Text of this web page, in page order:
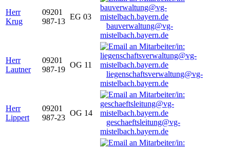
Herr
Krug
09201
987-13
EG 03
bauverwaltung@vg-
mistelbach.bayern.de
Herr
Lautner
09201
987-19
OG 11
liegenschaftsverwaltung@vg-
mistelbach.bayern.de
Herr
Lippert
09201
987-23
OG 14
geschaeftsleitung@vg-
mistelbach.bayern.de